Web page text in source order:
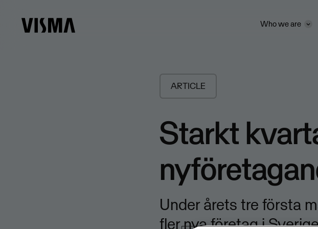
Who we are
ARTICLE
​Starkt
Under årets tre första
fler nya företag i